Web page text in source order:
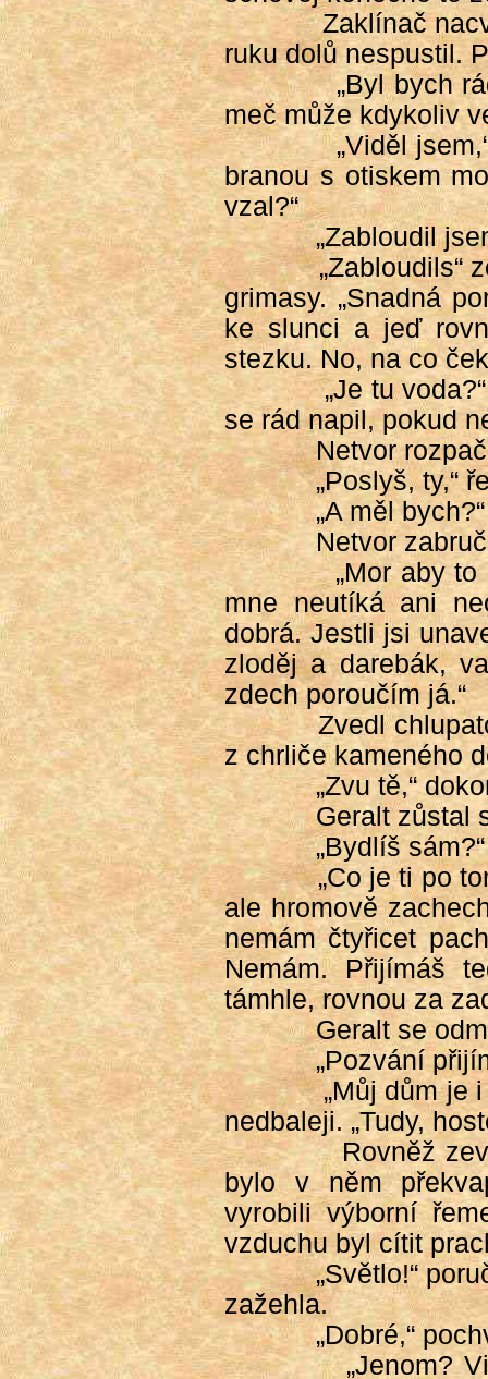
Zaklínač
ruku dolů nespustil.
„Byl bych
meč může kdykoliv
„Viděl
branou s otiskem
vzal?“
„Zabloudil
„Zabloudils“
grimasy. „Snadná
ke slunci a jeď
stezku. No, na co
„Je tu
se rád napil, pokud
Netvor
„Poslyš, ty,“
„A měl bych?“
Netvor
„Mor aby
mne neutíká ani
dobrá. Jestli jsi
zloděj a darebák,
zdech poroučím já.“
Zvedl
z chrliče kameného
„Zvu tě,“
Geralt zůstal
„Bydlíš sám?“
„Co je ti po
ale hromově
nemám čtyřicet
Nemám. Přijímáš
támhle, rovnou za
Geralt se
„Pozvání
„Můj dům je
nedbaleji. „Tudy,
Rovněž
bylo v něm
vyrobili výborní
vzduchu byl cítit
„Světlo!“
zažehla.
„Dobré,“
„Jenom?